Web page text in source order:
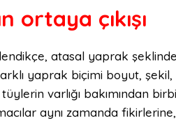
ortaya çıkışı
atasal yaprak
yaprak biçimi boyut, şekil,
varlığı bakımından
aynı zamanda